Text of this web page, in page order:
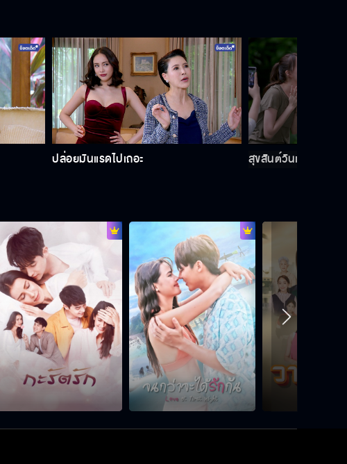
ปล่อยมันแรดไปเถอะ สุขสันต์วันเกิดนะจิ๋ว